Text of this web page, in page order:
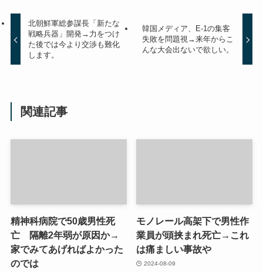
北朝鮮軍総参謀長「新たな
戦略兵器」開発→力をつけ
た後では今より交渉も難化
します。
韓国メディア、E-1の集客
失敗を問題視→来年からこ
んな大会出ないで欲しい。
関連記事
精神科病院で50歳男性死
亡 隔離2年弱が原因か→
家でみてあげればよかった
のでは
モノレール高架下で男性作
業員が頭挟まれ死亡→これ
は痛ましい事故や
2024-08-09